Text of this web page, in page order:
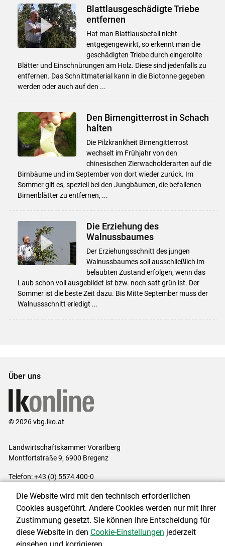
Blattlausgeschädigte Triebe
entfernen
Hat man Blattlausbefall nicht
entgegengewirkt, so erkennt man die
geschädigten Triebe durch eingerollte
Blätter und Einschnürungen am Holz. Diese sind jedenfalls zu
entfernen. Das Schnittmaterial kann in die Biotonne gegeben
werden oder auch auf den ...
Den Birnengitterrost in Schach
halten
Die Pilzkrankheit Birnengitterrost
wechselt im Frühjahr von den
chinesischen Zierwacholderarten auf die
Birnbäume und im September von dort wieder zurück. Im
Sommer gilt es, speziell bei den Jungbäumen, die befallenen
Birnenblätter zu entfernen, ...
Die Erziehung des
Walnussbaumes
Der Erziehungsschnitt des jungen
Walnussbaumes soll ausschließlich im
belaubten Zustand erfolgen, wenn das
Laub schon voll ausgebildet ist bzw. noch satt grün ist. Der
Sommer ist die beste Zeit dazu. Bis Mitte September muss der
Walnussschnitt erledigt ...
Über uns
© 2026 vbg.lko.at
Landwirtschaftskammer Vorarlberg
Montfortstraße 9, 6900 Bregenz
Telefon: +43 (0) 5574 400-0
Impressum|Kontakt|Datenschutzerklärung|Barrierefreiheit|
Cookie-Einstellungen
Die Website wird mit den technisch erforderlichen
Cookies ausgeführt. Andere Cookies werden nur mit Ihrer
Zustimmung gesetzt. Sie können Ihre Entscheidung für
diese Website in den Cookie-Einstellungen jederzeit